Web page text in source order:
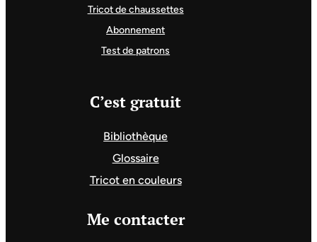
Tricot de chaussettes
Abonnement
Test de patrons
C’est gratuit
Bibliothèque
Glossaire
Tricot en couleurs
Me contacter